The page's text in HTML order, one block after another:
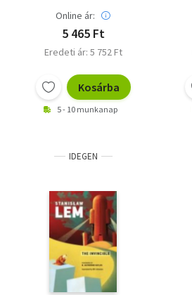
Online ár:
5 465 Ft
Eredeti ár: 5 752 Ft
Kosárba
5 - 10 munkanap
IDEGEN